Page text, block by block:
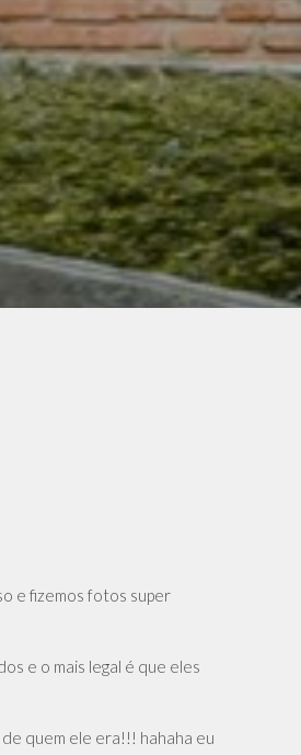
e fizemos fotos super
e o mais legal é que eles
quem ele era!!! hahaha eu